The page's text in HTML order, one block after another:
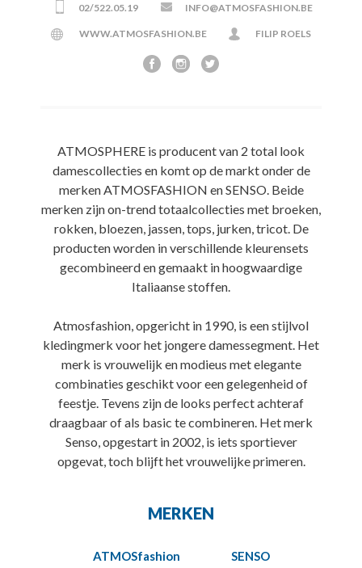
02/522.05.19 INFO@ATMOSFASHION.BE
WWW.ATMOSFASHION.BE FILIP ROELS
ATMOSPHERE is producent van 2 total look
damescollecties en komt op de markt onder de
merken ATMOSFASHION en SENSO. Beide
merken zijn on-trend totaalcollecties met broeken,
rokken, bloezen, jassen, tops, jurken, tricot. De
producten worden in verschillende kleurensets
gecombineerd en gemaakt in hoogwaardige
Italiaanse stoffen.
Atmosfashion, opgericht in 1990, is een stijlvol
kledingmerk voor het jongere damessegment. Het
merk is vrouwelijk en modieus met elegante
combinaties geschikt voor een gelegenheid of
feestje. Tevens zijn de looks perfect achteraf
draagbaar of als basic te combineren. Het merk
Senso, opgestart in 2002, is iets sportiever
opgevat, toch blijft het vrouwelijke primeren.
MERKEN
ATMOSfashion SENSO